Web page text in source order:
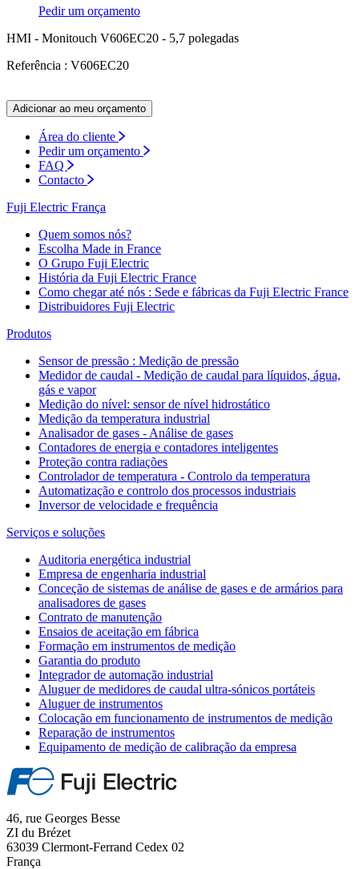
Pedir um orçamento
HMI - Monitouch V606EC20 - 5,7 polegadas
Referência : V606EC20
Adicionar ao meu orçamento
Área do cliente
Pedir um orçamento
FAQ
Contacto
Fuji Electric França
Quem somos nós?
Escolha Made in France
O Grupo Fuji Electric
História da Fuji Electric France
Como chegar até nós : Sede e fábricas da Fuji Electric France
Distribuidores Fuji Electric
Produtos
Sensor de pressão : Medição de pressão
Medidor de caudal - Medição de caudal para líquidos, água,
gás e vapor
Medição do nível: sensor de nível hidrostático
Medição da temperatura industrial
Analisador de gases - Análise de gases
Contadores de energia e contadores inteligentes
Proteção contra radiações
Controlador de temperatura - Controlo da temperatura
Automatização e controlo dos processos industriais
Inversor de velocidade e frequência
Serviços e soluções
Auditoria energética industrial
Empresa de engenharia industrial
Conceção de sistemas de análise de gases e de armários para
analisadores de gases
Contrato de manutenção
Ensaios de aceitação em fábrica
Formação em instrumentos de medição
Garantia do produto
Integrador de automação industrial
Aluguer de medidores de caudal ultra-sónicos portáteis
Aluguer de instrumentos
Colocação em funcionamento de instrumentos de medição
Reparação de instrumentos
Equipamento de medição de calibração da empresa
46, rue Georges Besse
ZI du Brézet
63039 Clermont-Ferrand Cedex 02
França